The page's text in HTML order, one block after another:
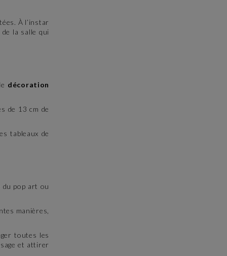
À l’instar
la salle qui
décoration
de 13 cm de
tableaux de
pop art ou
manières,
toutes les
et attirer